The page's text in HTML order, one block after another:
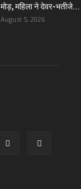
मोड़, महिला ने देवर-भतीजे...
August 5, 2026